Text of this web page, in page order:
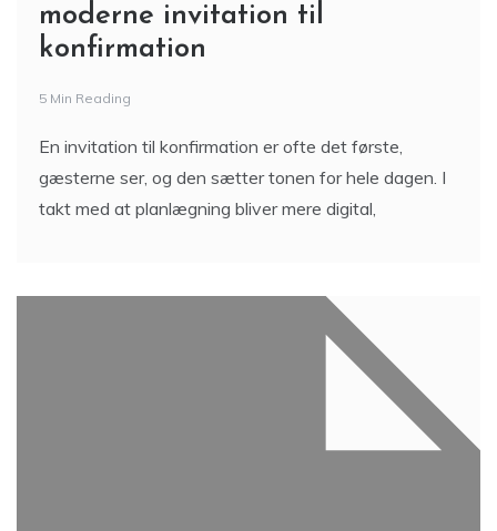
moderne invitation til
konfirmation
5 Min Reading
En invitation til konfirmation er ofte det første,
gæsterne ser, og den sætter tonen for hele dagen. I
takt med at planlægning bliver mere digital,